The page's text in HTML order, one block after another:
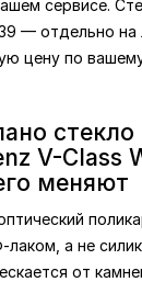
сервисе.
— отдельно
цену по
V-Class
меняют
а не
от